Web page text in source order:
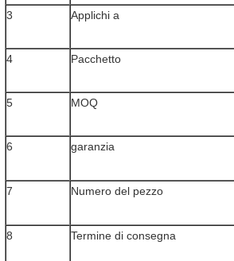
3 Applichi a
4 Pacchetto
5 MOQ
6 garanzia
7 Numero del pezzo
8 Termine di consegna